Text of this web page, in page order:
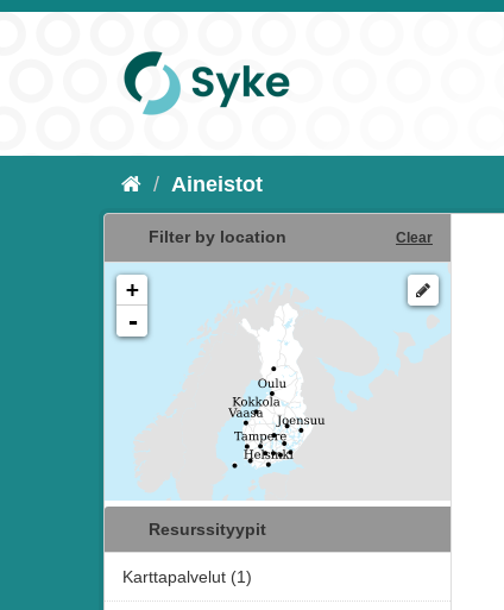
Aineistot
Filter by location Clear
+
-
Resurssityypit
Karttapalvelut (1)